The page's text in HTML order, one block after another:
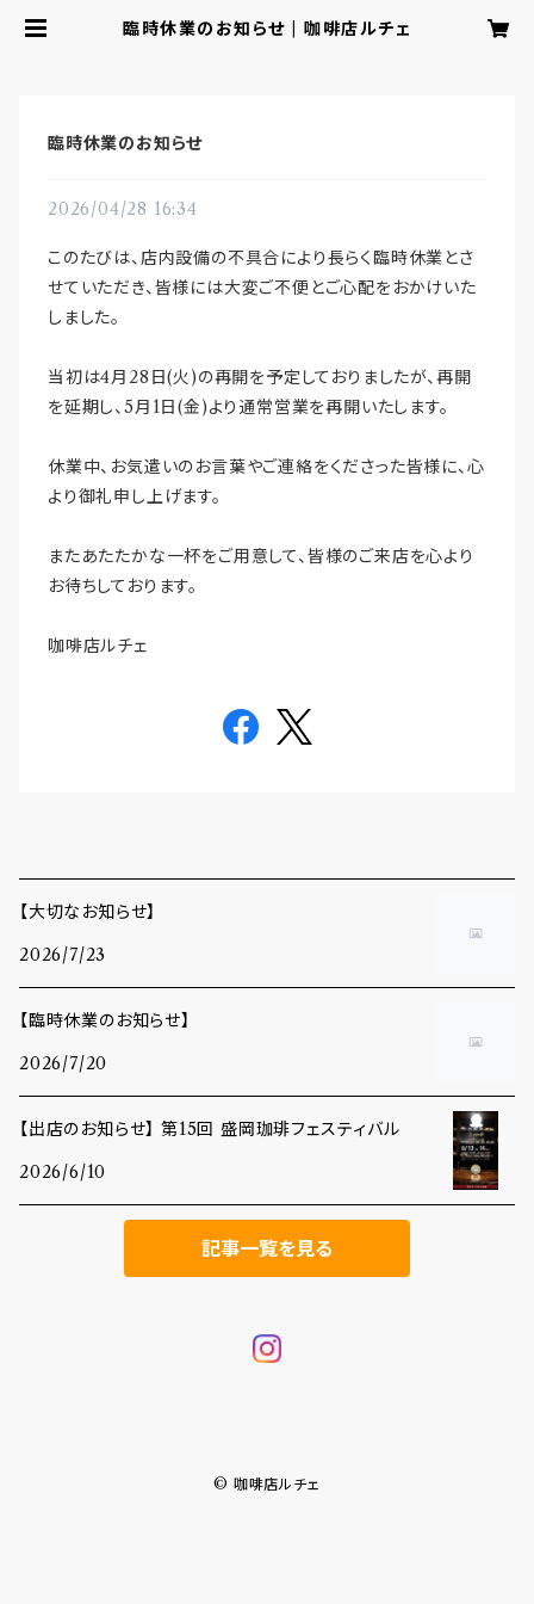
臨時休業のお知らせ | 咖啡店ルチェ
臨時休業のお知らせ
2026/04/28 16:34
このたびは、店内設備の不具合により長らく臨時休業とさ
せていただき、皆様には大変ご不便とご心配をおかけいた
しました。
当初は4月28日(火)の再開を予定しておりましたが、再開
を延期し、5月1日(金)より通常営業を再開いたします。
休業中、お気遣いのお言葉やご連絡をくださった皆様に、心
より御礼申し上げます。
またあたたかな一杯をご用意して、皆様のご来店を心より
お待ちしております。
咖啡店ルチェ
【大切なお知らせ】
2026/7/23
【臨時休業のお知らせ】
2026/7/20
【出店のお知らせ】 第15回 盛岡珈琲フェスティバル
2026/6/10
記事一覧を見る
© 咖啡店ルチェ